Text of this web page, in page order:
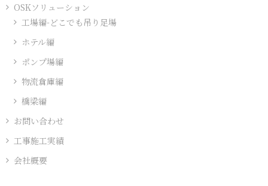
数
OSKソリューション
工場編-どこでも吊り足場
ホテル編
ポンプ場編
物流倉庫編
橋梁編
お問い合わせ
工事施工実績
会社概要